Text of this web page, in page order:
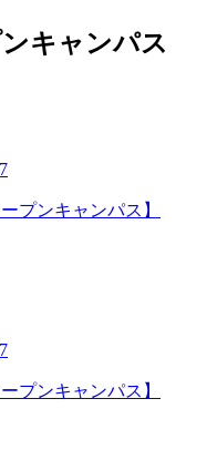
キャンパス
プンキャンパス】
プンキャンパス】